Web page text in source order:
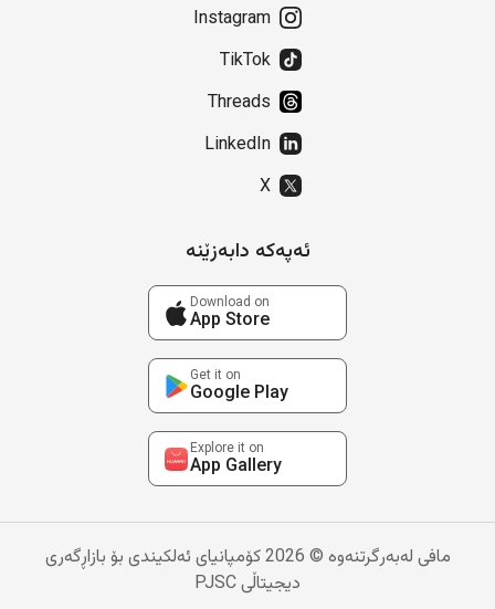
Instagram
TikTok
Threads
LinkedIn
X
ئەپەکە دابەزێنە
Download on
App Store
Get it on
Google Play
Explore it on
App Gallery
مافی لەبەرگرتنەوە © 2026 کۆمپانیای ئەلکیندی بۆ بازاڕگەری
دیجیتاڵی PJSC